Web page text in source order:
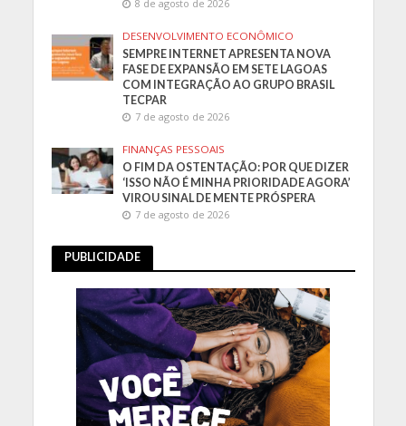
8 de agosto de 2026
DESENVOLVIMENTO ECONÔMICO
SEMPRE INTERNET APRESENTA NOVA
FASE DE EXPANSÃO EM SETE LAGOAS
COM INTEGRAÇÃO AO GRUPO BRASIL
TECPAR
7 de agosto de 2026
FINANÇAS PESSOAIS
O FIM DA OSTENTAÇÃO: POR QUE DIZER
‘ISSO NÃO É MINHA PRIORIDADE AGORA’
VIROU SINAL DE MENTE PRÓSPERA
7 de agosto de 2026
PUBLICIDADE